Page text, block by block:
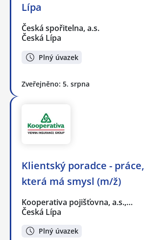
Lípa
Česká spořitelna, a.s.
Česká Lípa
Plný úvazek
Zveřejněno: 5. srpna
Klientský poradce - práce,
která má smysl (m/ž)
Kooperativa pojišťovna, a.s.,…
Česká Lípa
Plný úvazek